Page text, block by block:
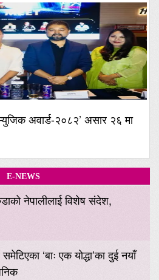
अवार्ड-२०८२’ असार २६ मा
E-NEWS
नेपालीलाई विशेष संदेश,
‘बाः एक योद्धा’का दुई नयाँ